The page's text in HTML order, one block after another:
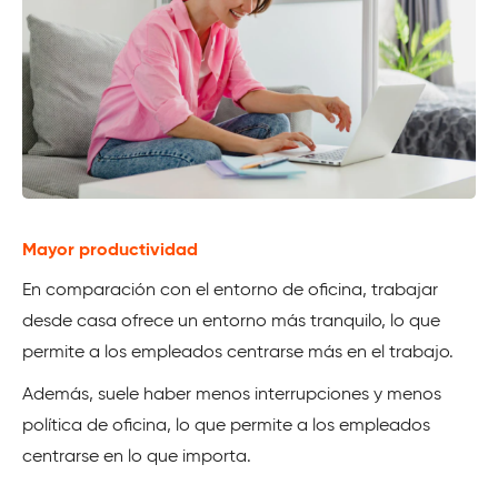
Mayor productividad
En comparación con el entorno de oficina, trabajar
desde casa ofrece un entorno más tranquilo, lo que
permite a los empleados centrarse más en el trabajo.
Además, suele haber menos interrupciones y menos
política de oficina, lo que permite a los empleados
centrarse en lo que importa.